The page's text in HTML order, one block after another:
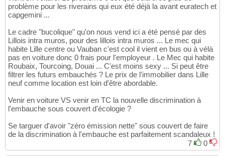
problème pour les riverains qui eux été déjà la avant euratech et
capgemini ...
Le cadre "bucolique" qu'on nous vend ici a été pensé par des
Lillois intra muros, pour des lillois intra muros ... Le mec qui
habite Lille centre ou Vauban c'est cool il vient en bus ou à vélà
pas en voiture donc 0 frais pour l'employeur . Le Mec qui habite
Roubaix, Tourcoing, Douai ... C'est moins sexy ... Si peut être
filtrer les futurs embauchés ? Le prix de l'immobilier dans Lille
neuf comme location est loin d'être abordable.
Venir en voiture VS venir en TC la nouvelle discrimination à
l'embauche sous couvert d'écologie ?
Se targuer d'avoir "zéro émission nette" sous couvert de faire
de la discrimination à l'embauche est parfaitement scandaleux !
7
0